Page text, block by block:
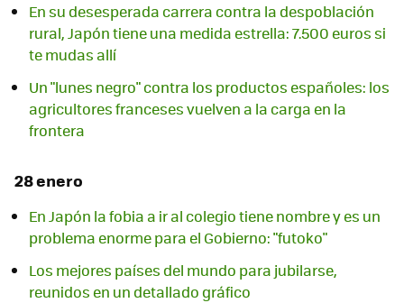
En su desesperada carrera contra la despoblación
rural, Japón tiene una medida estrella: 7.500 euros si
te mudas allí
Un "lunes negro" contra los productos españoles: los
agricultores franceses vuelven a la carga en la
frontera
28 enero
En Japón la fobia a ir al colegio tiene nombre y es un
problema enorme para el Gobierno: "futoko"
Los mejores países del mundo para jubilarse,
reunidos en un detallado gráfico